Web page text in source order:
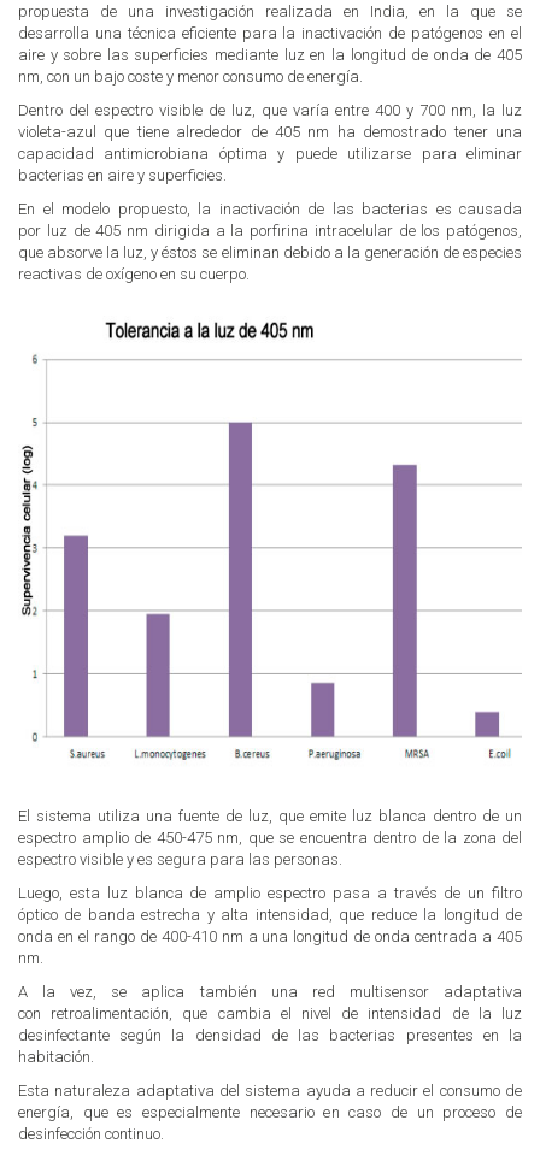
propuesta de una investigación realizada en India, en la que se
desarrolla una técnica eficiente para la inactivación de patógenos en el
aire y sobre las superficies mediante luz en la longitud de onda de 405
nm, con un bajo coste y menor consumo de energía.
Dentro del espectro visible de luz, que varía entre 400 y 700 nm, la luz
violeta-azul que tiene alrededor de 405 nm ha demostrado tener una
capacidad antimicrobiana óptima y puede utilizarse para eliminar
bacterias en aire y superficies.
En el modelo propuesto, la inactivación de las bacterias es causada
por luz de 405 nm dirigida a la porfirina intracelular de los patógenos,
que absorve la luz, y éstos se eliminan debido a la generación de especies
reactivas de oxígeno en su cuerpo.
El sistema utiliza una fuente de luz, que emite luz blanca dentro de un
espectro amplio de 450-475 nm, que se encuentra dentro de la zona del
espectro visible y es segura para las personas.
Luego, esta luz blanca de amplio espectro pasa a través de un filtro
óptico de banda estrecha y alta intensidad, que reduce la longitud de
onda en el rango de 400-410 nm a una longitud de onda centrada a 405
nm.
A la vez, se aplica también una red multisensor adaptativa
con retroalimentación, que cambia el nivel de intensidad de la luz
desinfectante según la densidad de las bacterias presentes en la
habitación.
Esta naturaleza adaptativa del sistema ayuda a reducir el consumo de
energía, que es especialmente necesario en caso de un proceso de
desinfección continuo.